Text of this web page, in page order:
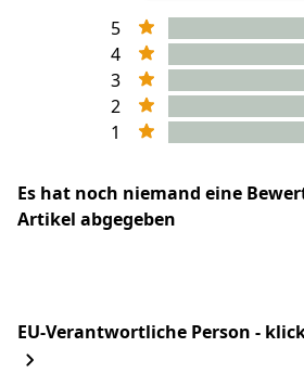
5
4
3
2
1
Es hat noch niemand eine
Artikel abgegeben
EU-Verantwortliche Person -